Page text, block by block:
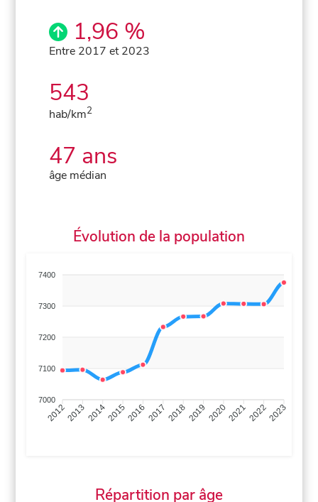
1,96 %
Entre 2017 et 2023
543
hab/km2
47 ans
âge médian
Évolution de la population
7400
7300
7200
7100
7000
201220132014201520162017 20182019 2020202120222023
Répartition par âge